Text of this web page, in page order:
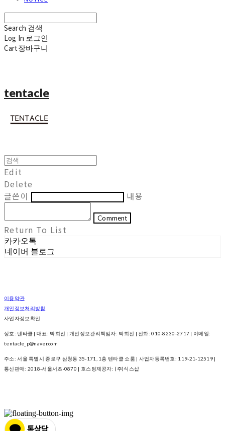
Search 검색
Log In 로그인
Cart장바구니
tentacle
Edit
Delete
글쓴이
내용
Comment
Return To List
카카오톡
네이버 블로그
이용약관
개인정보처리방침
사업자정보확인
상호: 텐타클 | 대표: 박희진 | 개인정보관리책임자: 박희진 | 전화: 010-8230-2717 | 이메일:
tentacle_p@naver.com
주소: 서울 특별시 종로구 삼청동 35-171, 1층 텐타클 쇼룸 | 사업자등록번호: 119-21-12519 |
통신판매: 2018-서울서초-0870 | 호스팅제공자: (주)식스샵